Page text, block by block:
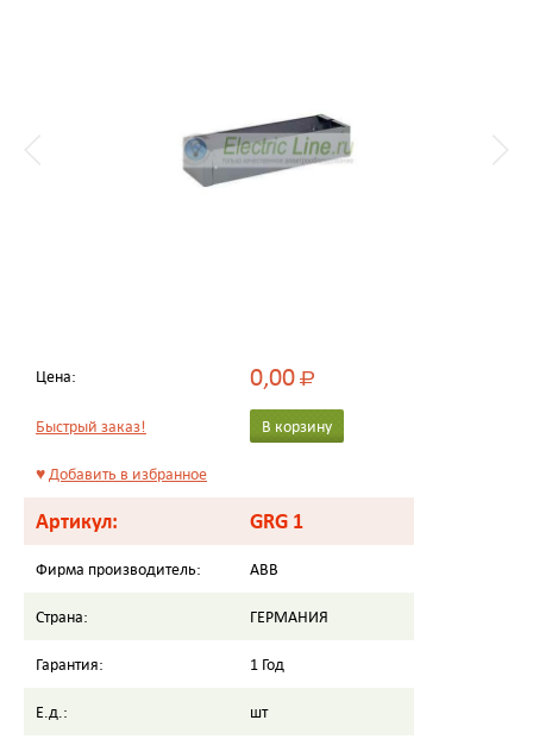
Цена: 0,00Р
Быстрый заказ! В корзину
♥Добавить в избранное
Артикул: GRG 1
Фирма производитель: ABB
Страна: ГЕРМАНИЯ
Гарантия: 1 Год
Е.д.: шт